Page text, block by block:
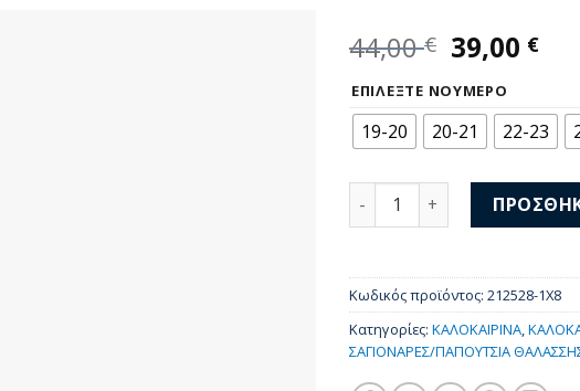
44,00€ Original
price
was:
44,00 €.
39,00 €Η
ΕΠΙΛΈΞΤΕ ΝΟΎΜΕΡΟ
19-20 20-21 22-23
Crocs CrbndCruiser
Κωδικός προϊόντος: 212528-1Χ8
Κατηγορίες: ΚΑΛΟΚΑΙΡΙΝΑ,
ΣΑΓΙΟΝΑΡΕΣ/ΠΑΠΟΥΤΣΙΑ